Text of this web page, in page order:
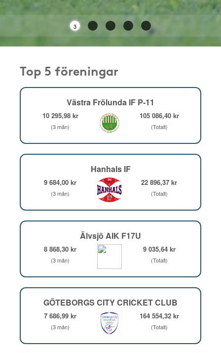
3
Top 5 föreningar
Västra Frölunda IF P-11
10 295,98 kr
(3 mån)
105 086,40 kr
(Totalt)
Hanhals IF
9 684,00 kr
(3 mån)
22 896,37 kr
(Totalt)
Älvsjö AIK F17U
8 868,30 kr
(3 mån)
9 035,64 kr
(Totalt)
GÖTEBORGS CITY CRICKET CLUB
7 686,99 kr
(3 mån)
164 554,32 kr
(Totalt)